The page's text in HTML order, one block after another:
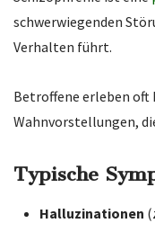
schwerwiegenden
Verhalten führt.
Betroffene erleben
Wahnvorstellungen,
Typische
Halluzinationen